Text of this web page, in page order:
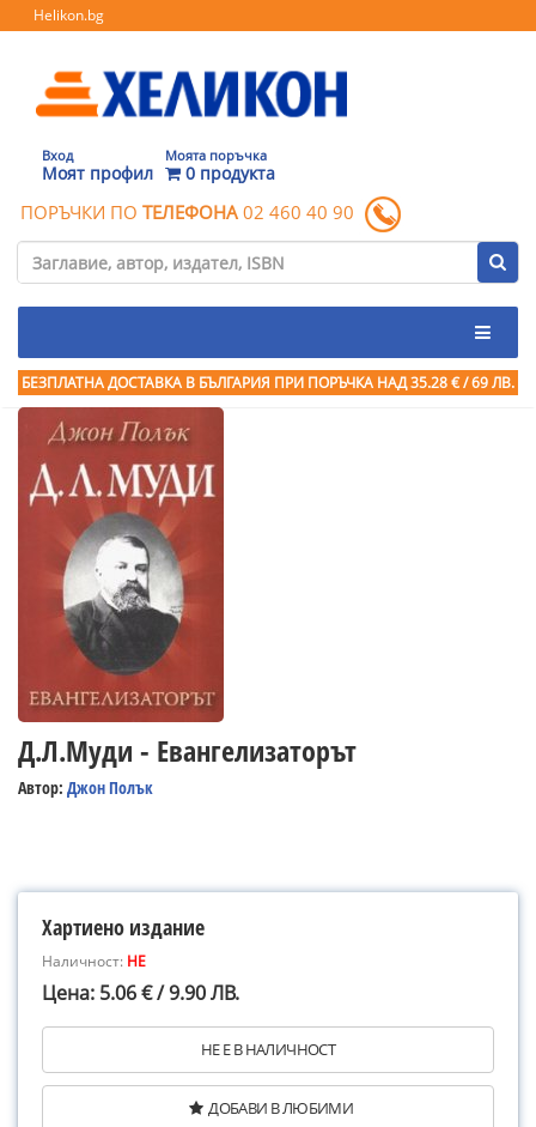
Helikon.bg
Вход
Моят профил
Моята поръчка
0 продукта
ПОРЪЧКИ ПО ТЕЛЕФОНА 02 460 40 90
БЕЗПЛАТНА ДОСТАВКА В БЪЛГАРИЯ ПРИ ПОРЪЧКА НАД 35.28 € / 69 ЛВ.
Д.Л.Муди - Евангелизаторът
Автор: Джон Полък
Хартиено издание
Наличност: НЕ
Цена: 5.06 € / 9.90 ЛВ.
НЕ Е В НАЛИЧНОСТ
ДОБАВИ В ЛЮБИМИ